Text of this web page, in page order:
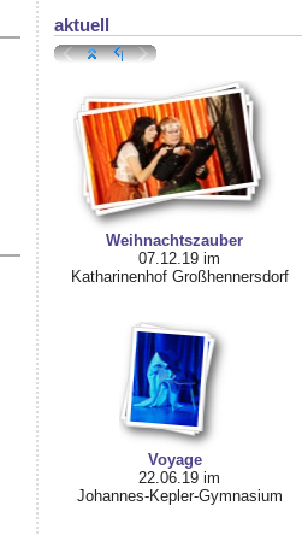
aktuell
Weihnachtszauber
07.12.19 im
Katharinenhof Großhennersdorf
Voyage
22.06.19 im
Johannes-Kepler-Gymnasium